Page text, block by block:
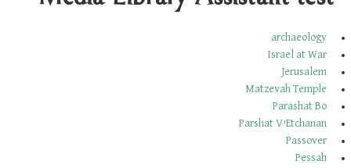
archaeology
Israel at War
Jerusalem
Matzevah Temple
Parashat Bo
Parshat V’Etchanan
Passover
Pessah